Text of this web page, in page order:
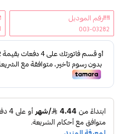
رقم الموديل
003-03282